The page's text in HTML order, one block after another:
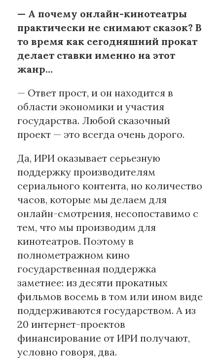
— А почему онлайн-кинотеатры
практически не снимают сказок? В
то время как сегодняшний прокат
делает ставки именно на этот
жанр…
— Ответ прост, и он находится в
области экономики и участия
государства. Любой сказочный
проект — это всегда очень дорого.
Да, ИРИ оказывает серьезную
поддержку производителям
сериального контента, но количество
часов, которые мы делаем для
онлайн-смотрения, несопоставимо с
тем, что мы производим для
кинотеатров. Поэтому в
полнометражном кино
государственная поддержка
заметнее: из десяти прокатных
фильмов восемь в том или ином виде
поддерживаются государством. А из
20 интернет-проектов
финансирование от ИРИ получают,
условно говоря, два.